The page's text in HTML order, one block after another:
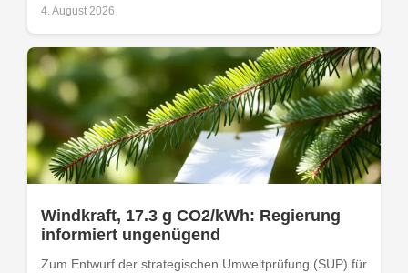
4. August 2026
Windkraft, 17.3 g CO2/kWh: Regierung
informiert ungenügend
Zum Entwurf der strategischen Umweltprüfung (SUP) für